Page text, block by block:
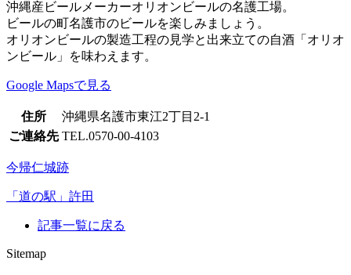
沖縄産ビールメーカーオリオンビールの名護工場。
ビールの町名護市のビールを楽しみましょう。
オリオンビールの製造工程の見学と出来立ての自酒「オリオ
ンビール」を味わえます。
Google Mapsで見る
住所
沖縄県名護市東江2丁目2-1
ご連絡先 TEL.0570-00-4103
今帰仁城跡
「道の駅」許田
記事一覧に戻る
Sitemap